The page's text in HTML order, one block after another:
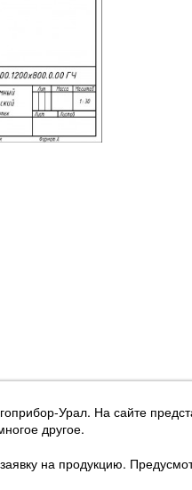
Урал. На сайте
другое.
на продукцию.